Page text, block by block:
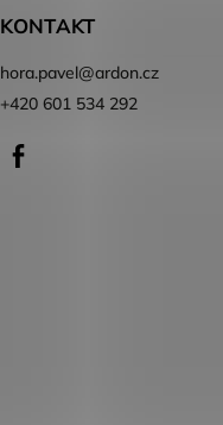
KONTAKT
hora.pavel@ardon.cz
+420 601 534 292